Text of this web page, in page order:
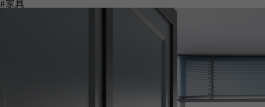
#家具